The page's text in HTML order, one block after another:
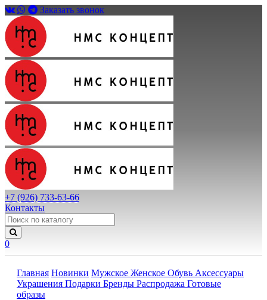
Заказать звонок
+7 (926) 733-63-66
Контакты
0
Главная Новинки Мужское Женское Обувь Аксессуары
Украшения Подарки Бренды Распродажа Готовые
образы